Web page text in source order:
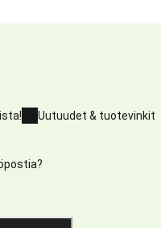
Uutuudet & tuotevinkit